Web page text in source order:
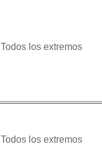
Todos los extremos
Todos los extremos